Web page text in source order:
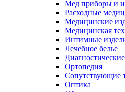
Мед приборы и
Расходные
Медицинские
Медицинская
Интимные
Лечебное белье
Ортопедия
Сопутствующие
Оптика